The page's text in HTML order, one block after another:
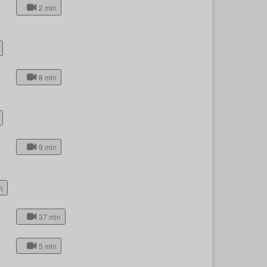
2 min
8 min
9 min
37 min
5 min